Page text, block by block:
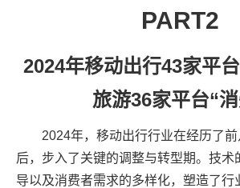
PART2
2024年移动出行43家平
旅游36家平台“
2024年，移动出行行业在经历了
后，步入了关键的调整与转型期。技术
导以及消费者需求的多样化，塑造了行